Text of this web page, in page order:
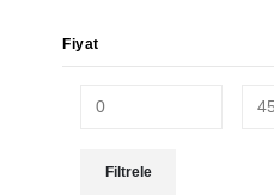
Fiyat
Filtrele